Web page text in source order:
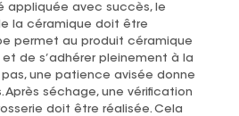
appliquée avec succès, le
la céramique doit être
permet au produit céramique
de s’adhérer pleinement à la
pas, une patience avisée donne
Après séchage, une vérification
doit être réalisée. Cela